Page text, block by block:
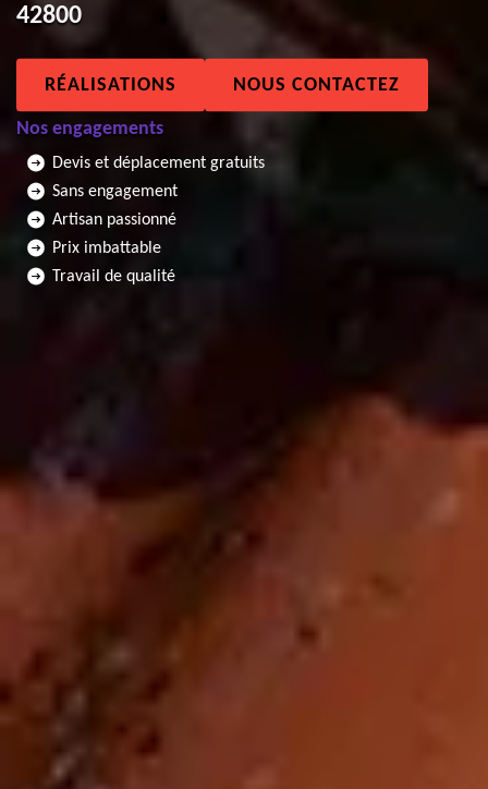
42800
RÉALISATIONS NOUS CONTACTEZ
Nos engagements
Devis et déplacement gratuits
Sans engagement
Artisan passionné
Prix imbattable
Travail de qualité